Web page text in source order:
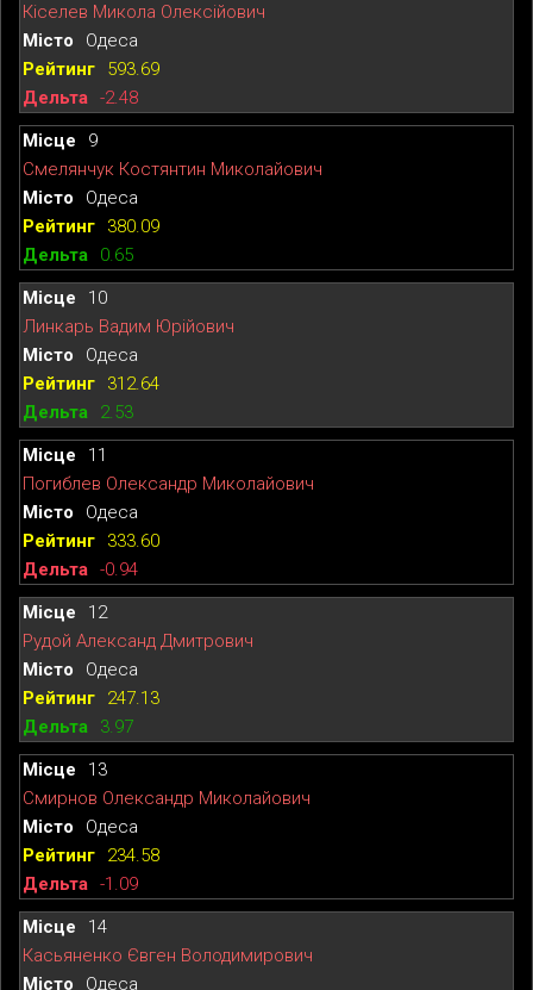
Кіселев Микола Олексійович
Одеса
593.69
-2.48
9
Смелянчук Костянтин Миколайович
Одеса
380.09
0.65
10
Линкарь Вадим Юрійович
Одеса
312.64
2.53
11
Погиблев Олександр Миколайович
Одеса
333.60
-0.94
12
Рудой Александ Дмитрович
Одеса
247.13
3.97
13
Смирнов Олександр Миколайович
Одеса
234.58
-1.09
14
Касьяненко Євген Володимирович
Одеса